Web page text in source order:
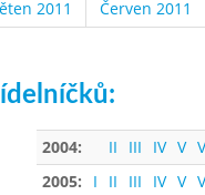
2011 Červen 2011
2004: II III IV V
2005:
I II III IV V